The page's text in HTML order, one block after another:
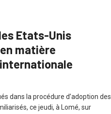
Etats-Unis
matière
dans la procédure d’adoption des
ce jeudi, à Lomé, sur